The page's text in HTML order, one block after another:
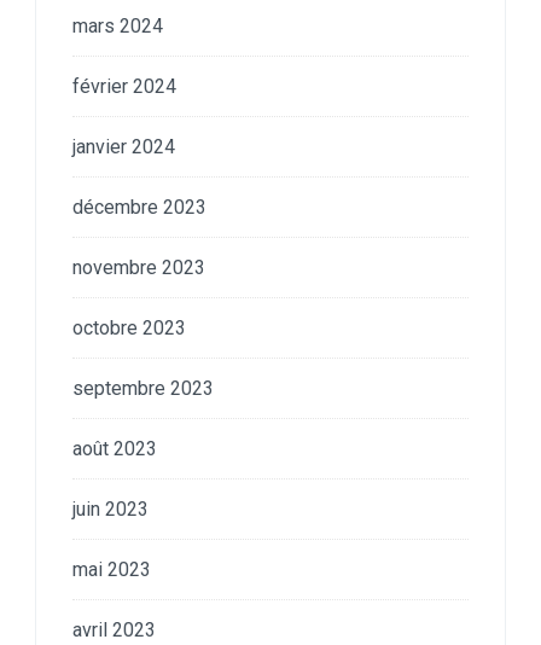
mars 2024
février 2024
janvier 2024
décembre 2023
novembre 2023
octobre 2023
septembre 2023
août 2023
juin 2023
mai 2023
avril 2023